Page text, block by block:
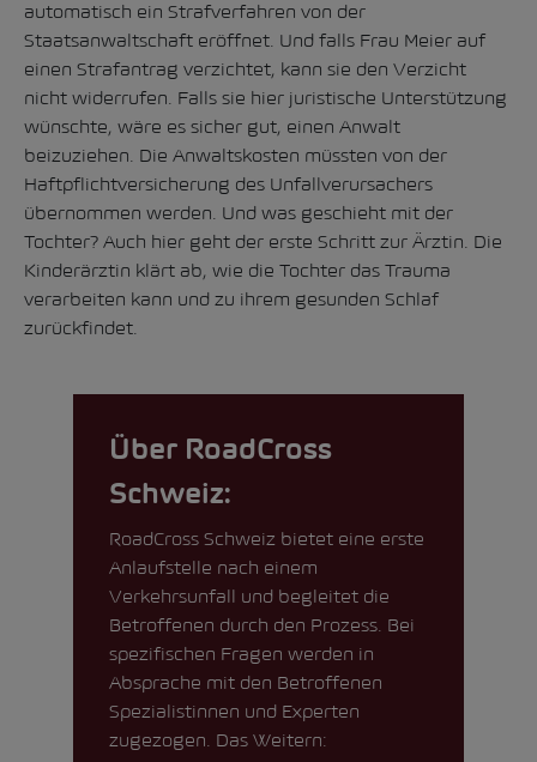
automatisch ein Strafverfahren von der
Staatsanwaltschaft eröffnet. Und falls Frau Meier auf
einen Strafantrag verzichtet, kann sie den Verzicht
nicht widerrufen. Falls sie hier juristische Unterstützung
wünschte, wäre es sicher gut, einen Anwalt
beizuziehen. Die Anwaltskosten müssten von der
Haftpflichtversicherung des Unfallverursachers
übernommen werden. Und was geschieht mit der
Tochter? Auch hier geht der erste Schritt zur Ärztin. Die
Kinderärztin klärt ab, wie die Tochter das Trauma
verarbeiten kann und zu ihrem gesunden Schlaf
zurückfindet.
Über RoadCross
Schweiz:
RoadCross Schweiz bietet eine erste
Anlaufstelle nach einem
Verkehrsunfall und begleitet die
Betroffenen durch den Prozess. Bei
spezifischen Fragen werden in
Absprache mit den Betroffenen
Spezialistinnen und Experten
zugezogen. Das Weitern: